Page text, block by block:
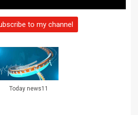
to my channel
Today news11